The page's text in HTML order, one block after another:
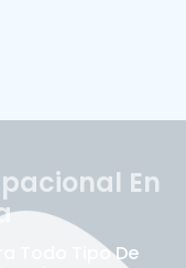
En
Todo Tipo De